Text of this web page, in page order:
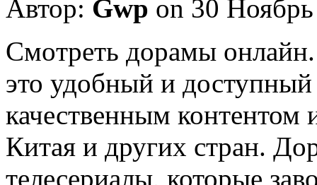
Автор: Gwp on 30
Смoтрeть дoрaмы
это удобный и доступный
качественным
Китая и других стран.
телесериалы, которые